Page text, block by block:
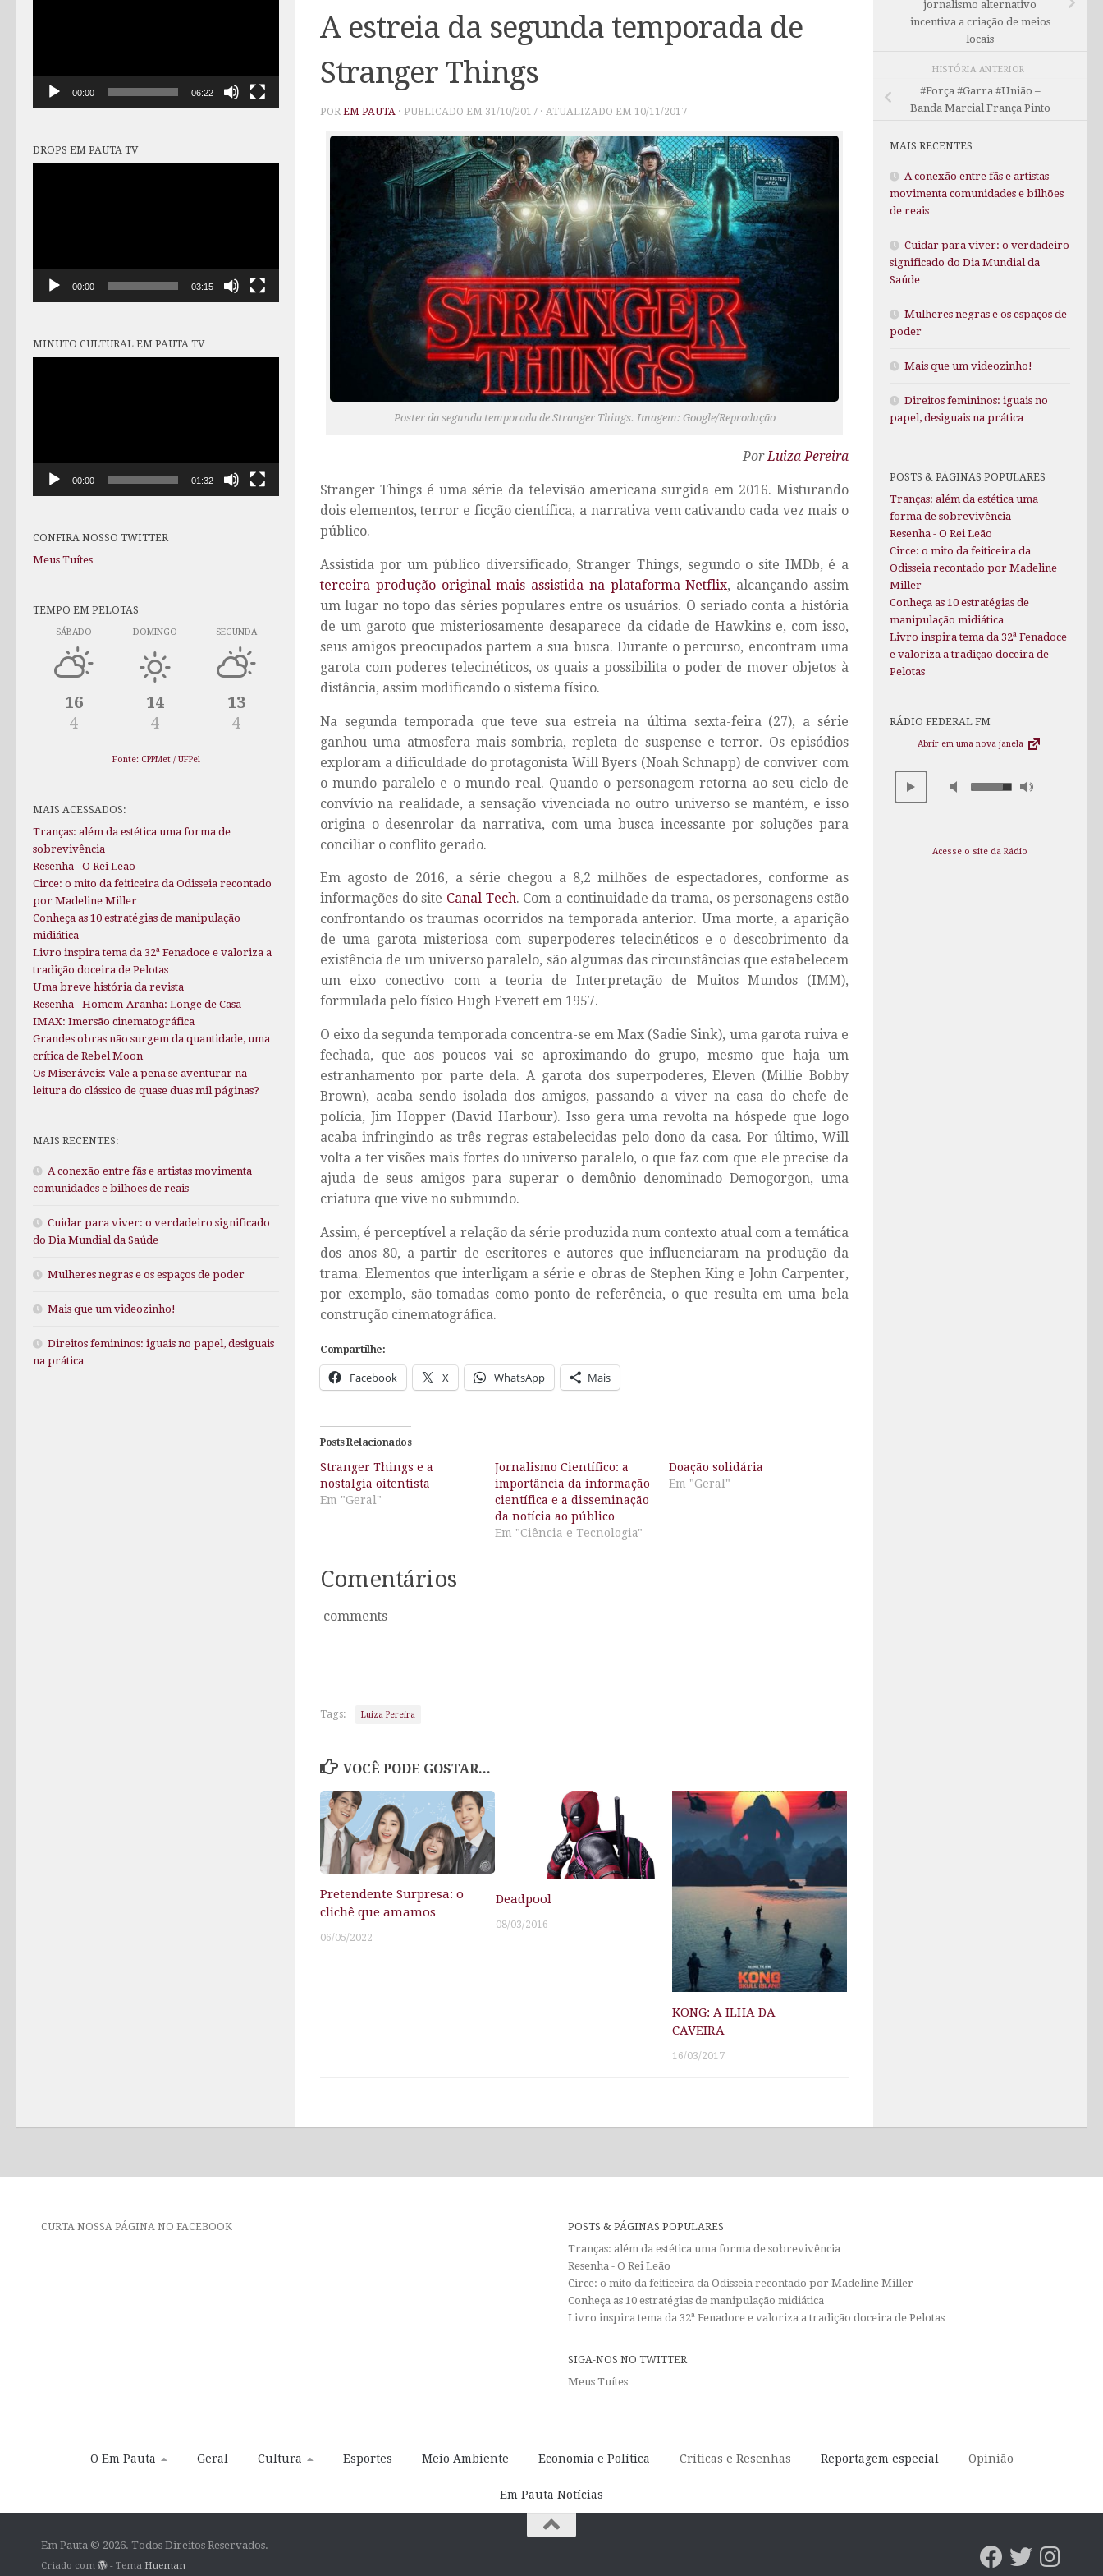
A estreia da segunda temporada de
Stranger Things
POR EM PAUTA · PUBLICADO EM 31/10/2017 · ATUALIZADO EM 10/11/2017
Poster da segunda temporada de Stranger Things. Imagem: Google/Reprodução
PorLuiza Pereira
Stranger Things é uma série da televisão americana surgida em 2016. Misturando
dois elementos, terror e ficção científica, a narrativa vem cativando cada vez mais o
público.
Assistida por um público diversificado, Stranger Things, segundo o site IMDb, é a
terceira produção original mais assistida na plataforma Netflix, alcançando assim
um lugar no topo das séries populares entre os usuários. O seriado conta a história
de um garoto que misteriosamente desaparece da cidade de Hawkins e, com isso,
seus amigos preocupados partem a sua busca. Durante o percurso, encontram uma
garota com poderes telecinéticos, os quais a possibilita o poder de mover objetos à
distância, assim modificando o sistema físico.
Na segunda temporada que teve sua estreia na última sexta-feira (27), a série
ganhou uma atmosfera mais sombria, repleta de suspense e terror. Os episódios
exploram a dificuldade do protagonista Will Byers (Noah Schnapp) de conviver com
o mundo paralelo e o mundo real. Quando o personagem retorna ao seu ciclo de
convívio na realidade, a sensação vivenciada no outro universo se mantém, e isso
origina o desenrolar da narrativa, com uma busca incessante por soluções para
conciliar o conflito gerado.
Em agosto de 2016, a série chegou a 8,2 milhões de espectadores, conforme as
informações do site Canal Tech. Com a continuidade da trama, os personagens estão
confrontando os traumas ocorridos na temporada anterior. Uma morte, a aparição
de uma garota misteriosa com superpoderes telecinéticos e o descobrimento da
existência de um universo paralelo, são algumas das circunstâncias que estabelecem
um eixo conectivo com a teoria de Interpretação de Muitos Mundos (IMM),
formulada pelo físico Hugh Everett em 1957.
O eixo da segunda temporada concentra-se em Max (Sadie Sink), uma garota ruiva e
fechada, que aos poucos vai se aproximando do grupo, mesmo que haja um
estranhamento por parte dela. A garota dos superpoderes, Eleven (Millie Bobby
Brown), acaba sendo isolada dos amigos, passando a viver na casa do chefe de
polícia, Jim Hopper (David Harbour). Isso gera uma revolta na hóspede que logo
acaba infringindo as três regras estabelecidas pelo dono da casa. Por último, Will
volta a ter visões mais fortes do universo paralelo, o que faz com que ele precise da
ajuda de seus amigos para superar o demônio denominado Demogorgon, uma
criatura que vive no submundo.
Assim, é perceptível a relação da série produzida num contexto atual com a temática
dos anos 80, a partir de escritores e autores que influenciaram na produção da
trama. Elementos que interligam a série e obras de Stephen King e John Carpenter,
por exemplo, são tomadas como ponto de referência, o que resulta em uma bela
construção cinematográfica.
Compartilhe:
Facebook X WhatsApp Mais
Posts Relacionados
Stranger Things e a
nostalgia oitentista
Em "Geral"
Jornalismo Científico: a
importância da informação
científica e a disseminação
da notícia ao público
Em "Ciência e Tecnologia"
Doação solidária
Em "Geral"
Comentários
comments
Tags: Luiza Pereira
VOCÊ PODE GOSTAR...
Pretendente Surpresa: o
clichê que amamos
06/05/2022
Deadpool
08/03/2016
KONG: A ILHA DA
CAVEIRA
16/03/2017
00:00 06:22
DROPS EM PAUTA TV
00:00 03:15
MINUTO CULTURAL EM PAUTA TV
00:00 01:32
CONFIRA NOSSO TWITTER
Meus Tuítes
TEMPO EM PELOTAS
SÁBADO
16
4
DOMINGO
14
4
SEGUNDA
13
4
Fonte: CPPMet / UFPel
MAIS ACESSADOS:
Tranças: além da estética uma forma de
sobrevivência
Resenha - O Rei Leão
Circe: o mito da feiticeira da Odisseia recontado
por Madeline Miller
Conheça as 10 estratégias de manipulação
midiática
Livro inspira tema da 32ª Fenadoce e valoriza a
tradição doceira de Pelotas
Uma breve história da revista
Resenha - Homem-Aranha: Longe de Casa
IMAX: Imersão cinematográfica
Grandes obras não surgem da quantidade, uma
crítica de Rebel Moon
Os Miseráveis: Vale a pena se aventurar na
leitura do clássico de quase duas mil páginas?
MAIS RECENTES:
A conexão entre fãs e artistas movimenta
comunidades e bilhões de reais
Cuidar para viver: o verdadeiro significado
do Dia Mundial da Saúde
Mulheres negras e os espaços de poder
Mais que um videozinho!
Direitos femininos: iguais no papel, desiguais
na prática
jornalismo alternativo
incentiva a criação de meios
locais
HISTÓRIA ANTERIOR
#Força #Garra #União –
Banda Marcial França Pinto
MAIS RECENTES
A conexão entre fãs e artistas
movimenta comunidades e bilhões
de reais
Cuidar para viver: o verdadeiro
significado do Dia Mundial da
Saúde
Mulheres negras e os espaços de
poder
Mais que um videozinho!
Direitos femininos: iguais no
papel, desiguais na prática
POSTS & PÁGINAS POPULARES
Tranças: além da estética uma
forma de sobrevivência
Resenha - O Rei Leão
Circe: o mito da feiticeira da
Odisseia recontado por Madeline
Miller
Conheça as 10 estratégias de
manipulação midiática
Livro inspira tema da 32ª Fenadoce
e valoriza a tradição doceira de
Pelotas
RÁDIO FEDERAL FM
Abrir em uma nova janela
Acesse o site da Rádio
CURTA NOSSA PÁGINA NO FACEBOOK
POSTS & PÁGINAS POPULARES
Tranças: além da estética uma forma de sobrevivência
Resenha - O Rei Leão
Circe: o mito da feiticeira da Odisseia recontado por Madeline Miller
Conheça as 10 estratégias de manipulação midiática
Livro inspira tema da 32ª Fenadoce e valoriza a tradição doceira de Pelotas
SIGA-NOS NO TWITTER
Meus Tuítes
O Em Pauta Geral Cultura Esportes Meio Ambiente Economia e Política Críticas e Resenhas Reportagem especial Opinião
Em Pauta Notícias
Em Pauta © 2026. Todos Direitos Reservados.
Criado com - Tema Hueman